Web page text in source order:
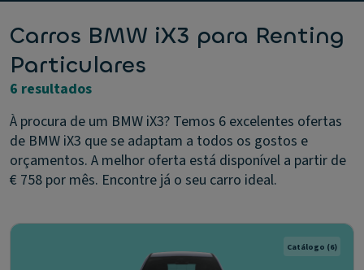
Carros BMW iX3 para Renting
Particulares
6 resultados
À procura de um BMW iX3? Temos 6 excelentes ofertas
de BMW iX3 que se adaptam a todos os gostos e
orçamentos. A melhor oferta está disponível a partir de
€ 758 por mês. Encontre já o seu carro ideal.
Catálogo (6)